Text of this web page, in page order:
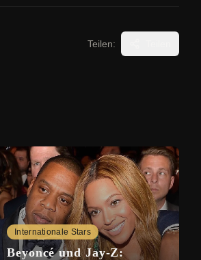
Teilen:
Internationale Stars
Beyoncé und Jay-Z: